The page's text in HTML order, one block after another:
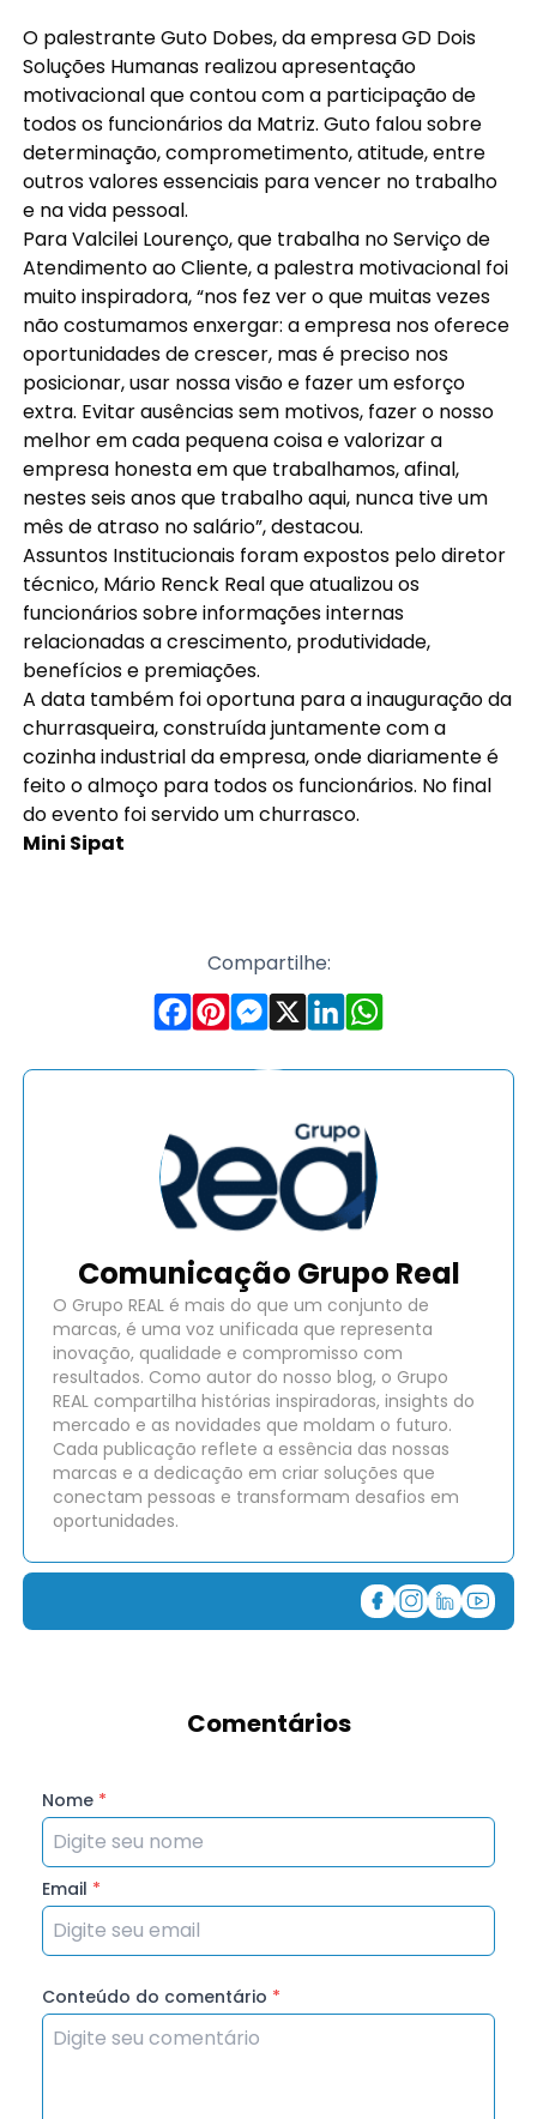
O palestrante Guto Dobes, da empresa GD Dois
Soluções Humanas realizou apresentação
motivacional que contou com a participação de
todos os funcionários da Matriz. Guto falou sobre
determinação, comprometimento, atitude, entre
outros valores essenciais para vencer no trabalho
e na vida pessoal.
Para Valcilei Lourenço, que trabalha no Serviço de
Atendimento ao Cliente, a palestra motivacional foi
muito inspiradora, “nos fez ver o que muitas vezes
não costumamos enxergar: a empresa nos oferece
oportunidades de crescer, mas é preciso nos
posicionar, usar nossa visão e fazer um esforço
extra. Evitar ausências sem motivos, fazer o nosso
melhor em cada pequena coisa e valorizar a
empresa honesta em que trabalhamos, afinal,
nestes seis anos que trabalho aqui, nunca tive um
mês de atraso no salário”, destacou.
Assuntos Institucionais foram expostos pelo diretor
técnico, Mário Renck Real que atualizou os
funcionários sobre informações internas
relacionadas a crescimento, produtividade,
benefícios e premiações.
A data também foi oportuna para a inauguração da
churrasqueira, construída juntamente com a
cozinha industrial da empresa, onde diariamente é
feito o almoço para todos os funcionários. No final
do evento foi servido um churrasco.
Mini Sipat
Compartilhe:
Comunicação Grupo Real
O Grupo REAL é mais do que um conjunto de
marcas, é uma voz unificada que representa
inovação, qualidade e compromisso com
resultados. Como autor do nosso blog, o Grupo
REAL compartilha histórias inspiradoras, insights do
mercado e as novidades que moldam o futuro.
Cada publicação reflete a essência das nossas
marcas e a dedicação em criar soluções que
conectam pessoas e transformam desafios em
oportunidades.
Comentários
Nome *
Email *
Conteúdo do comentário *